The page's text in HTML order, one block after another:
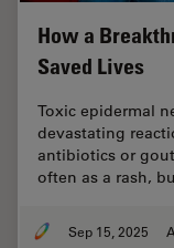
How a
Saved Lives
Toxic epidermal
devastating
antibiotics or
often as a rash,
Sep 15, 2025